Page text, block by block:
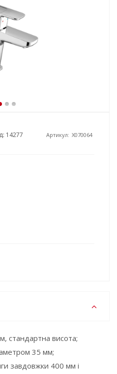
14277 Артикул: X070064
стандартна висота;
35 мм;
завдовжки 400 мм і